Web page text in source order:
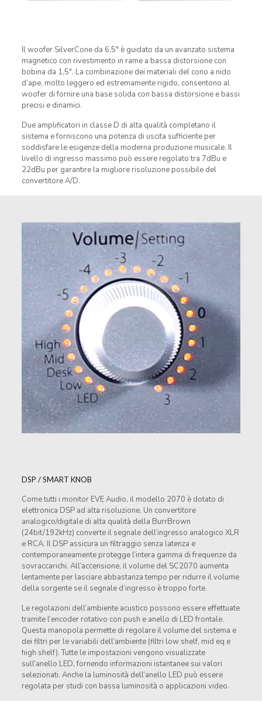
Il woofer SilverCone da 6,5″ è guidato da un avanzato sistema
magnetico con rivestimento in rame a bassa distorsione con
bobina da 1,5″. La combinazione dei materiali del cono a nido
d’ape, molto leggero ed estremamente rigido, consentono al
woofer di fornire una base solida con bassa distorsione e bassi
precisi e dinamici.
Due amplificatori in classe D di alta qualità completano il
sistema e forniscono una potenza di uscita sufficiente per
soddisfare le esigenze della moderna produzione musicale. Il
livello di ingresso massimo può essere regolato tra 7dBu e
22dBu per garantire la migliore risoluzione possibile del
convertitore A/D.
DSP / SMART KNOB
Come tutti i monitor EVE Audio, il modello 2070 è dotato di
elettronica DSP ad alta risoluzione. Un convertitore
analogico/digitale di alta qualità della BurrBrown
(24bit/192kHz) converte il segnale dell’ingresso analogico XLR
e RCA. Il DSP assicura un filtraggio senza latenza e
contemporaneamente protegge l’intera gamma di frequenze da
sovraccarichi. All’accensione, il volume del SC2070 aumenta
lentamente per lasciare abbastanza tempo per ridurre il volume
della sorgente se il segnale d’ingresso è troppo forte.
Le regolazioni dell’ambiente acustico possono essere effettuate
tramite l’encoder rotativo con push e anello di LED frontale.
Questa manopola permette di regolare il volume del sistema e
dei filtri per le variabili dell’ambiente (filtri low shelf, mid eq e
high shelf). Tutte le impostazioni vengono visualizzate
sull’anello LED, fornendo informazioni istantanee sui valori
selezionati. Anche la luminosità dell’anello LED può essere
regolata per studi con bassa luminosità o applicazioni video.